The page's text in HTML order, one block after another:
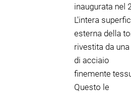
inaugurata nel
L'intera
esterna della
rivestita da
di acciaio
finemente
Questo le